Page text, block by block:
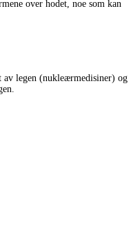
over hodet, noe som kan
av legen (nukleærmedisiner) og